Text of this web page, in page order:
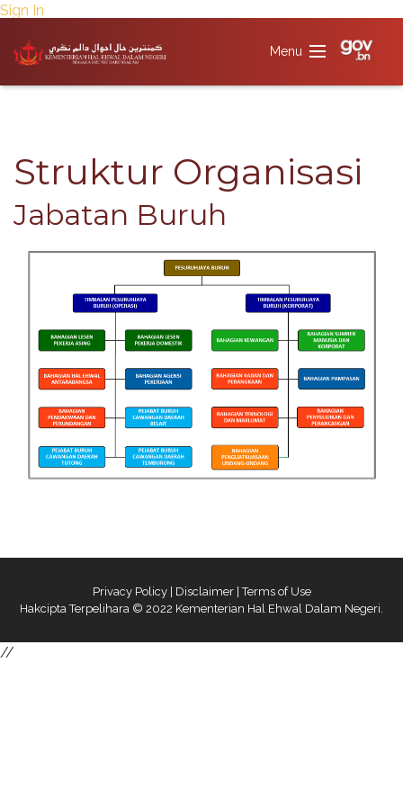
Sign In
​​Struktur Organisasi
Jabatan Buruh​​
Privacy Policy| Disclaimer|Terms of Use
Hakcipta Terpelihara © 2022 Kementerian Hal Ehwal Dalam Negeri.
//